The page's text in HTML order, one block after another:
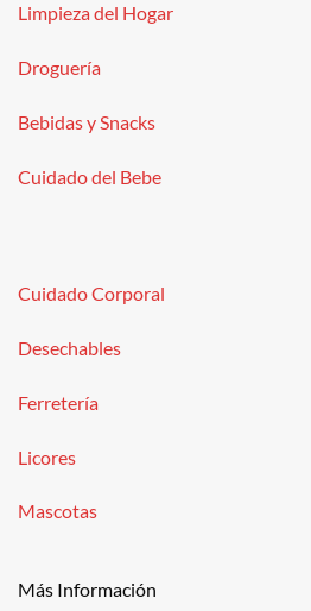
Limpieza del Hogar
Droguería
Bebidas y Snacks
Cuidado del Bebe
Cuidado Corporal
Desechables
Ferretería
Licores
Mascotas
Más Información